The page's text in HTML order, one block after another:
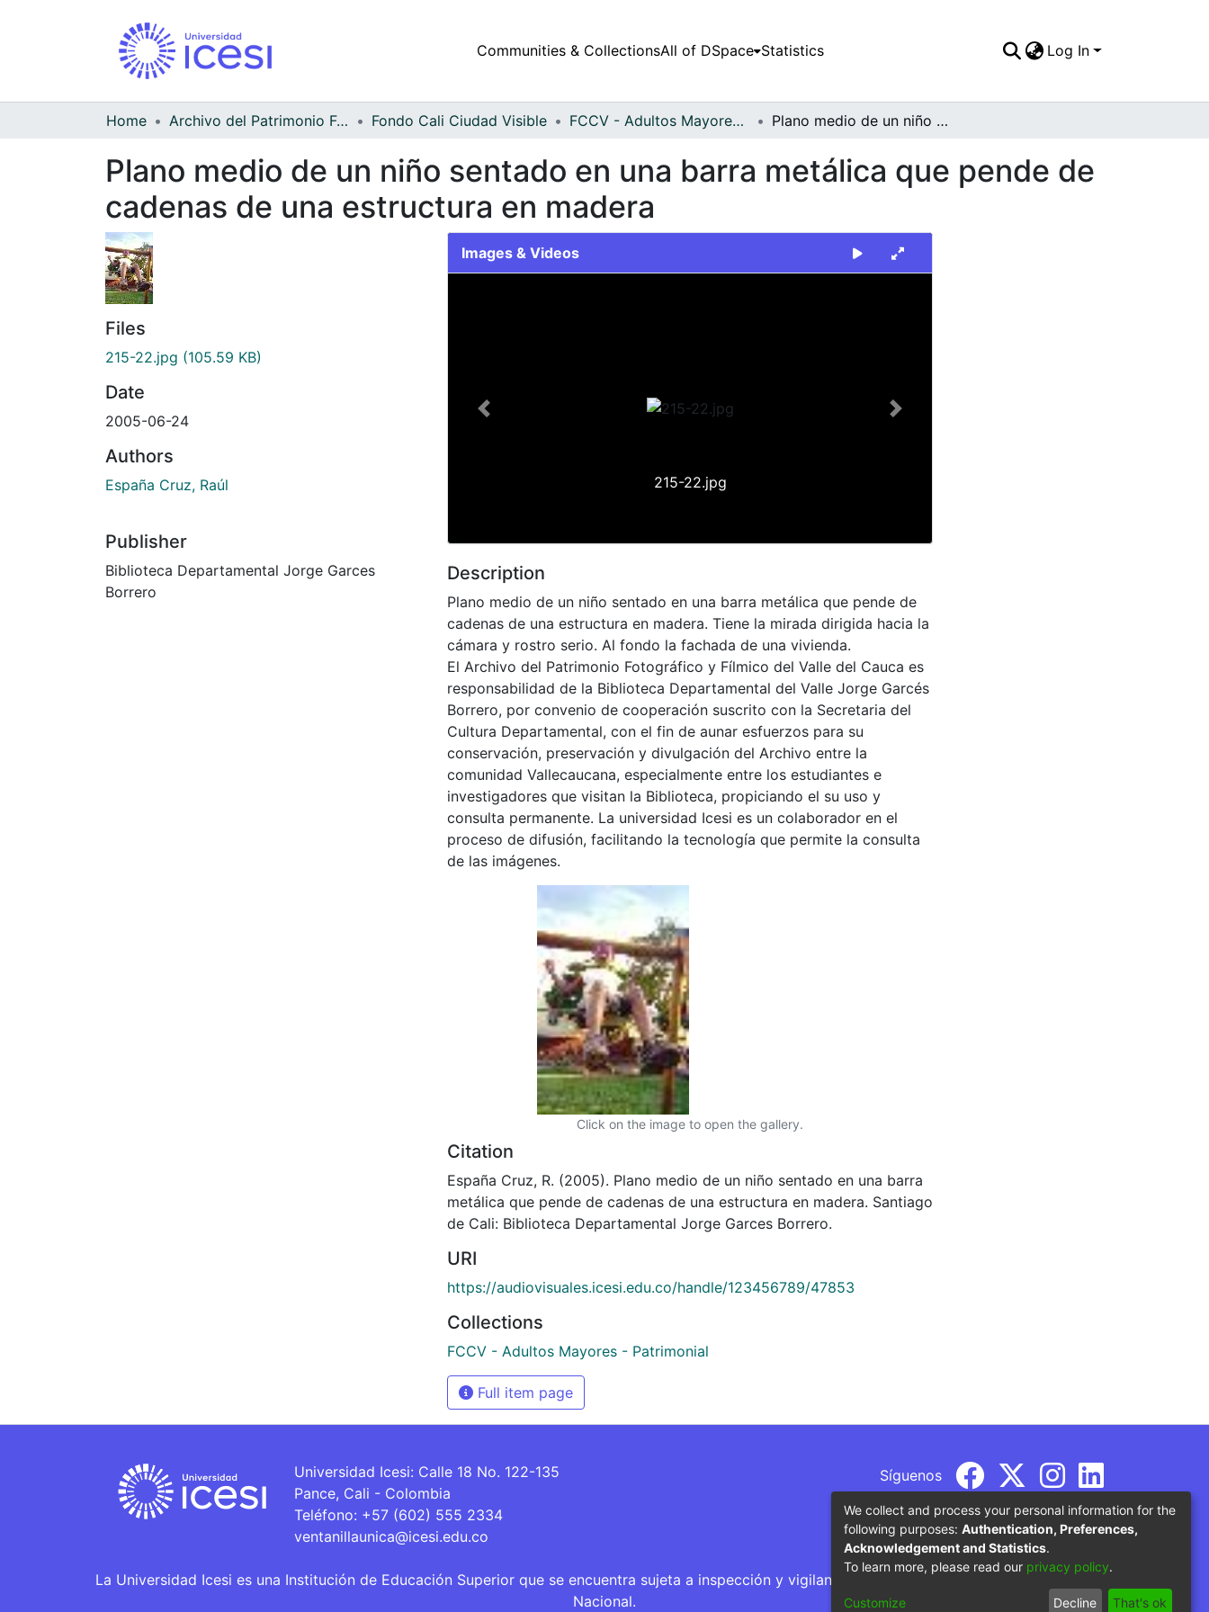
Communities & CollectionsAll of DSpace Statistics Log In
Home Archivo del Patrimonio Fotográfico y Fílmico del Valle del Cauca Fondo Cali Ciudad Visible FCCV - Adultos Mayores - Patrimonial Plano medio de un niño sentado en una barra metálica que pende de cadenas de una estructura en madera
Plano medio de un niño sentado en una barra metálica que pende de
cadenas de una estructura en madera
Files
215-22.jpg (105.59 KB)
Date
2005-06-24
Authors
España Cruz, Raúl
Publisher
Biblioteca Departamental Jorge Garces
Borrero
Images & Videos
215-22.jpg
Previous Next
Description
Plano medio de un niño sentado en una barra metálica que pende de
cadenas de una estructura en madera. Tiene la mirada dirigida hacia la
cámara y rostro serio. Al fondo la fachada de una vivienda.
El Archivo del Patrimonio Fotográfico y Fílmico del Valle del Cauca es
responsabilidad de la Biblioteca Departamental del Valle Jorge Garcés
Borrero, por convenio de cooperación suscrito con la Secretaria del
Cultura Departamental, con el fin de aunar esfuerzos para su
conservación, preservación y divulgación del Archivo entre la
comunidad Vallecaucana, especialmente entre los estudiantes e
investigadores que visitan la Biblioteca, propiciando el su uso y
consulta permanente. La universidad Icesi es un colaborador en el
proceso de difusión, facilitando la tecnología que permite la consulta
de las imágenes.
Click on the image to open the gallery.
Citation
España Cruz, R. (2005). Plano medio de un niño sentado en una barra
metálica que pende de cadenas de una estructura en madera. Santiago
de Cali: Biblioteca Departamental Jorge Garces Borrero.
URI
https://audiovisuales.icesi.edu.co/handle/123456789/47853
Collections
FCCV - Adultos Mayores - Patrimonial
Full item page
Universidad Icesi: Calle 18 No. 122-135
Pance, Cali - Colombia
Teléfono: +57 (602) 555 2334
ventanillaunica@icesi.edu.co
Síguenos
La Universidad Icesi es una Institución de Educación Superior que se encuentra sujeta a inspección y vigilancia por parte del Ministerio de Educación
Nacional.
We collect and process your personal information for the
following purposes: Authentication, Preferences,
Acknowledgement and Statistics.
To learn more, please read our privacy policy.
Customize Decline That's ok